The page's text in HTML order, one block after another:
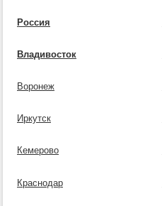
Россия
Владивосток
Воронеж
Иркутск
Кемерово
Краснодар